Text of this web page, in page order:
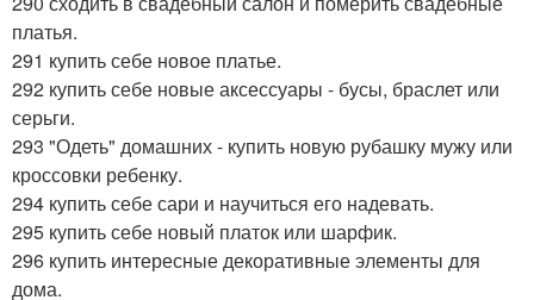
платья.
291 купить себе новое платье.
292 купить себе новые аксессуары - бусы, браслет или
серьги.
293 "Одеть" домашних - купить новую рубашку мужу или
кроссовки ребенку.
294 купить себе сари и научиться его надевать.
295 купить себе новый платок или шарфик.
296 купить интересные декоративные элементы для
дома.